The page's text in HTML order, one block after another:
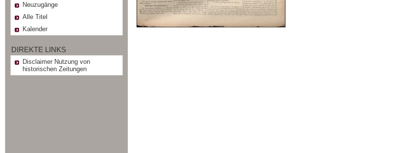
Neuzugänge
Alle Titel
Kalender
DIREKTE LINKS
Disclaimer Nutzung von
historischen Zeitungen